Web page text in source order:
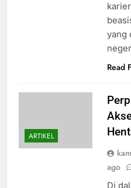
yang
Read
ARTIKEL
ago
Di